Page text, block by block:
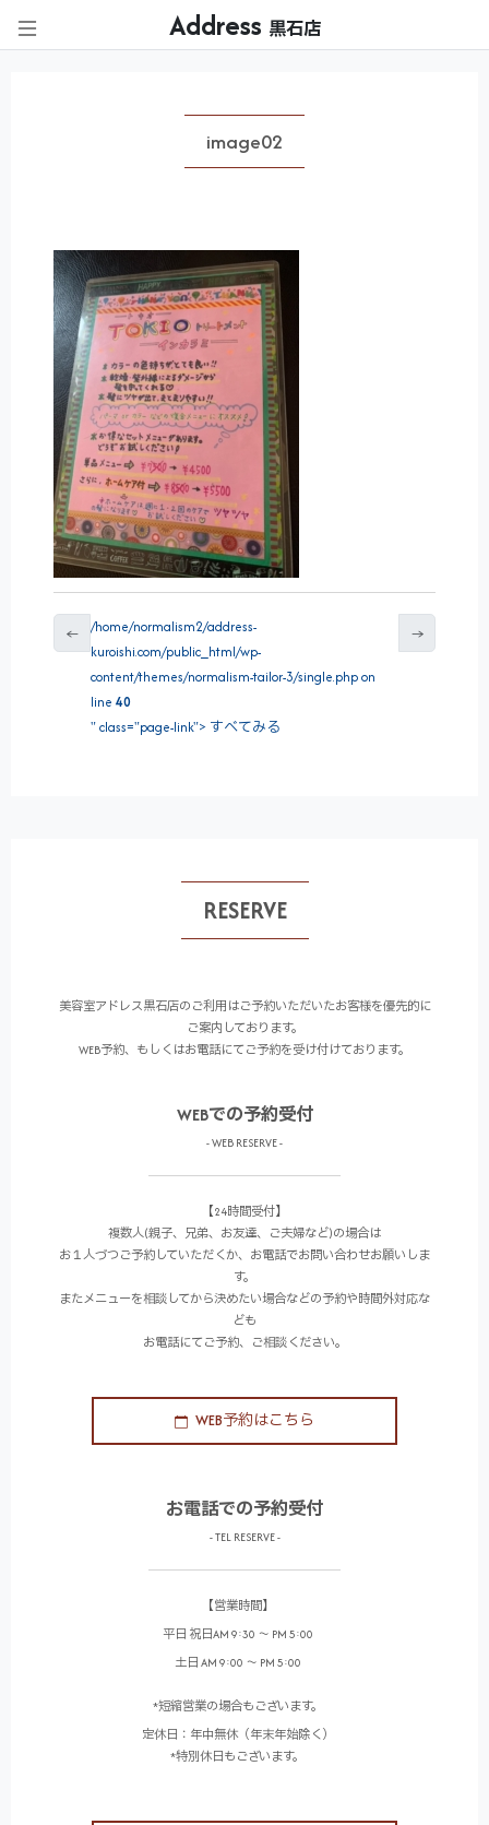
Address 黒石店
image02
←
/home/normalism2/address-
kuroishi.com/public_html/wp-
content/themes/normalism-tailor-3/single.php on
line40
" class="page-link"> すべてみる
→
RESERVE
美容室アドレス黒石店のご利用はご予約いただいたお客様を優先的に
ご案内しております。
WEB予約、もしくはお電話にてご予約を受け付けております。
WEBでの予約受付
- WEB RESERVE -
【24時間受付】
複数人(親子、兄弟、お友達、ご夫婦など)の場合は
お１人づつご予約していただくか、お電話でお問い合わせお願いしま
す。
またメニューを相談してから決めたい場合などの予約や時間外対応な
ども
お電話にてご予約、ご相談ください。
WEB予約はこちら
お電話での予約受付
- TEL RESERVE -
【営業時間】
平日 祝日AM 9:30 ～ PM 5:00
土日 AM 9:00 ～ PM 5:00
*短縮営業の場合もございます。
定休日：年中無休（年末年始除く）
*特別休日もございます。